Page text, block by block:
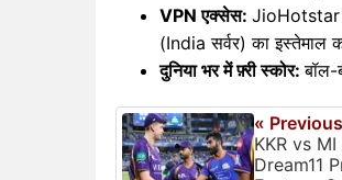
VPN एक्सेस: JioHotstar
(India सर्वर) का इस्तेमाल
दुनिया भर में फ़्री स्कोर:
« Previous
KKR vs
Dream11